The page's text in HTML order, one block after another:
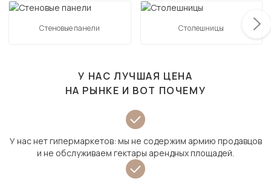
Стеновые панели Столешницы
У НАС ЛУЧШАЯ ЦЕНА
НА РЫНКЕ И ВОТ ПОЧЕМУ
У нас нет гипермаркетов: мы не содержим армию продавцов
и не обслуживаем гектары арендных площадей.